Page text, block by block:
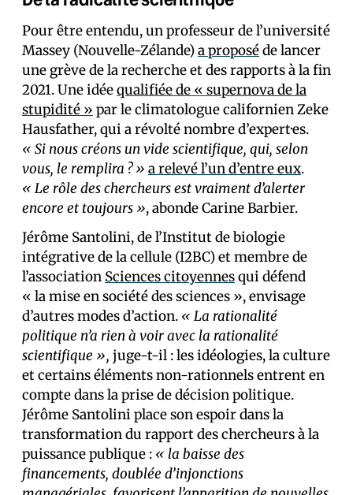
Pour être entendu, un professeur de l’université
Massey (Nouvelle-Zélande)a proposéde lancer
une grève de la recherche et des rapports à la fin
2021. Une idéequalifiée de « supernova de la
stupidité » par le climatologue californien Zeke
Hausfather, qui a révolté nombre d’expert·es.
« Si nous créons un vide scientifique, qui, selon
vous, le remplira ? » a relevé l’un d’entre eux.
« Le rôle des chercheurs est vraiment d’alerter
encore et toujours », abonde Carine Barbier.
Jérôme Santolini, de l’Institut de biologie
intégrative de la cellule (I2BC) et membre de
l’association Sciences citoyennesqui défend
« la mise en société des sciences », envisage
d’autres modes d’action. « La rationalité
politique n’a rien à voir avec la rationalité
scientifique », juge-t-il : les idéologies, la culture
et certains éléments non-rationnels entrent en
compte dans la prise de décision politique.
Jérôme Santolini place son espoir dans la
transformation du rapport des chercheurs à la
puissance publique : « la baisse des
financements, doublée d’injonctions